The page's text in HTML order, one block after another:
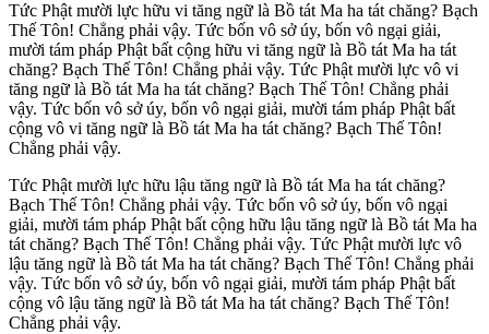
Tức Phật mười lực hữu vi tăng ngữ là Bồ tát Ma ha tát chăng? Bạch
Thế Tôn! Chẳng phải vậy. Tức bốn vô sở úy, bốn vô ngại giải,
mười tám pháp Phật bất cộng hữu vi tăng ngữ là Bồ tát Ma ha tát
chăng? Bạch Thế Tôn! Chẳng phải vậy. Tức Phật mười lực vô vi
tăng ngữ là Bồ tát Ma ha tát chăng? Bạch Thế Tôn! Chẳng phải
vậy. Tức bốn vô sở úy, bốn vô ngại giải, mười tám pháp Phật bất
cộng vô vi tăng ngữ là Bồ tát Ma ha tát chăng? Bạch Thế Tôn!
Chẳng phải vậy.
Tức Phật mười lực hữu lậu tăng ngữ là Bồ tát Ma ha tát chăng?
Bạch Thế Tôn! Chẳng phải vậy. Tức bốn vô sở úy, bốn vô ngại
giải, mười tám pháp Phật bất cộng hữu lậu tăng ngữ là Bồ tát Ma ha
tát chăng? Bạch Thế Tôn! Chẳng phải vậy. Tức Phật mười lực vô
lậu tăng ngữ là Bồ tát Ma ha tát chăng? Bạch Thế Tôn! Chẳng phải
vậy. Tức bốn vô sở úy, bốn vô ngại giải, mười tám pháp Phật bất
cộng vô lậu tăng ngữ là Bồ tát Ma ha tát chăng? Bạch Thế Tôn!
Chẳng phải vậy.